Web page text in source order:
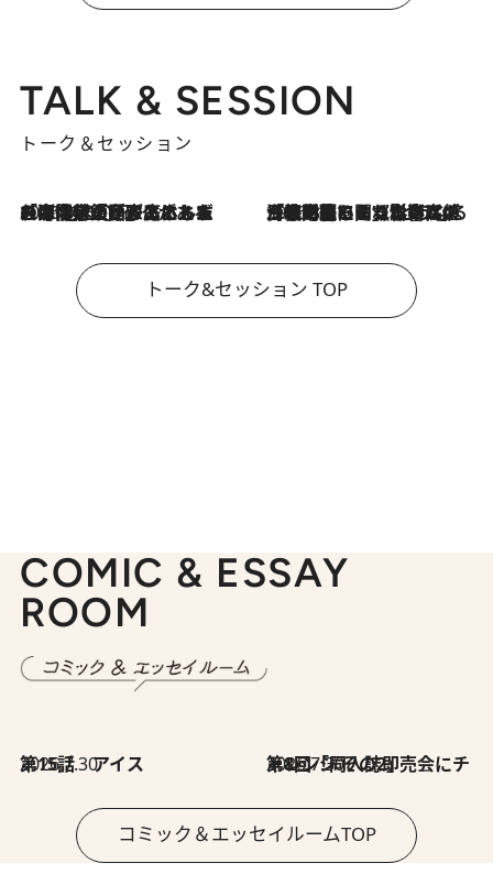
TALK & SESSION
トーク＆セッション
2026.8.3
「今後値上げがあるとすれば…」「リスクがあるのは今年の冬」エネルギー専門家が語る、ホルムズ海峡封鎖が家庭にもたらす“ある心配” 2026.8.3
「住宅建てられない…」「サーチャージ料の高値が続いている」ホルムズ海峡封鎖による影響はいつまで続く？《エネルギー専門家に聞く“どうなる日本の暮らし”》
トーク&セッション TOP
COMIC & ESSAY
ROOM
2026.7.30
第15話 アイス 2026.7.30
第8回「同人誌即売会にチャレンジ その2」
コミック＆エッセイルームTOP